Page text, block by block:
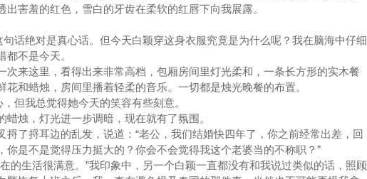
害羞的红色，雪白的牙齿在柔软的红唇下向我展露。
句话绝对是真心话。但今天白颖穿这身衣服究竟是为什么呢？我在脑海中仔细
不是今天。
次来这里，看得出来非常高档，包厢房间里灯光柔和，一条长方形的实木餐
和蜡烛，房间里播着轻柔的音乐。一切都是烛光晚餐的布置。
但我总觉得她今天的笑容有些刻意。
烛，灯光进一步调暗，现在就有了氛围。
捋了捋耳边的乱发，说道：“老公，我们结婚快四年了，你之前经常出差，回
你是不是觉得压力挺大的？你会不会觉得我这个老婆当的不称职？”
的生活很满意。”我印象中，另一个白颖一直都没有和我说过类似的话，照顾